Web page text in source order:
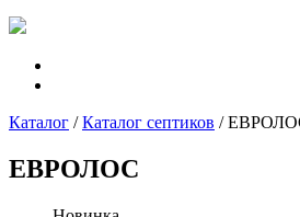
Каталог /Каталог септиков /
ЕВРОЛОС